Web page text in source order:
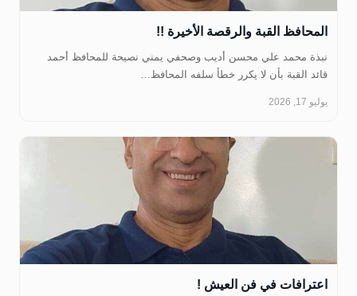
المحافظ القبة والرقصة الأخيرة !!
نبذة محمد علي محسن أديب وصحفي يمني نصيحة للمحافظ أحمد
قائد القبة بأن لا يكرر خطأ سلفه المحافظ…
يوليو 17, 2026
اعترافات في فن العيش !